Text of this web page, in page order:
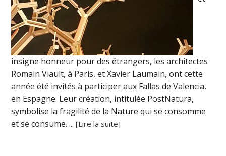
insigne honneur pour des étrangers, les architectes
Romain Viault, à Paris, et Xavier Laumain, ont cette
année été invités à participer aux Fallas de Valencia,
en Espagne. Leur création, intitulée PostNatura,
symbolise la fragilité de la Nature qui se consomme
et se consume. ...[Lire la suite]